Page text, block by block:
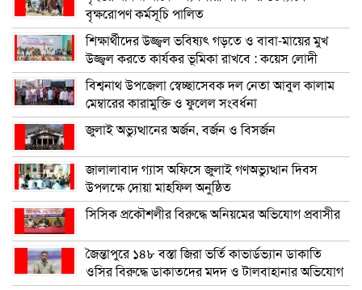
বৃক্ষরোপণ কর্মসূচি পালিত
শিক্ষার্থীদের উজ্জ্বল ভবিষ্যৎ গড়তে ও বাবা-মায়ের মুখ
উজ্জ্বল করতে কার্যকর ভূমিকা রাখবে : কয়েস লোদী
বিশ্বনাথ উপজেলা স্বেচ্ছাসেবক দল নেতা আবুল কালাম
মেম্বারের কারামুক্তি ও ফুলেল সংবর্ধনা
জুলাই অভ্যুত্থানের অর্জন, বর্জন ও বিসর্জন
জালালাবাদ গ্যাস অফিসে জুলাই গণঅভ্যুত্থান দিবস
উপলক্ষে দোয়া মাহফিল অনুষ্ঠিত
সিসিক প্রকৌশলীর বিরুদ্ধে অনিয়মের অভিযোগ প্রবাসীর
জৈন্তাপুরে ১৪৮ বস্তা জিরা ভর্তি কাভার্ডভ্যান ডাকাতি
ওসির বিরুদ্ধে ডাকাতদের মদদ ও টালবাহানার অভিযোগ